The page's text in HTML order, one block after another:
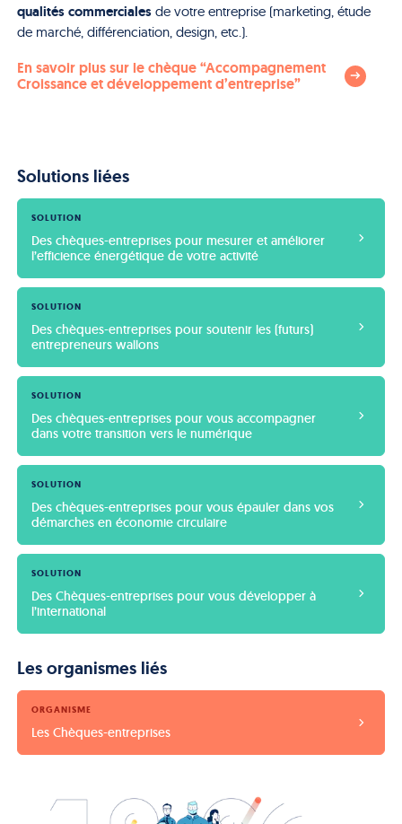
qualités commercialesde votre entreprise (marketing, étude
de marché, différenciation, design, etc.).
En savoir plus sur le chèque “Accompagnement
Croissance et développement d’entreprise”
Solutions liées
SOLUTION
Des chèques-entreprises pour mesurer et améliorer
l’efficience énergétique de votre activité
SOLUTION
Des chèques-entreprises pour soutenir les (futurs)
entrepreneurs wallons
SOLUTION
Des chèques-entreprises pour vous accompagner
dans votre transition vers le numérique
SOLUTION
Des chèques-entreprises pour vous épauler dans vos
démarches en économie circulaire
SOLUTION
Des Chèques-entreprises pour vous développer à
l’international
Les organismes liés
ORGANISME
Les Chèques-entreprises